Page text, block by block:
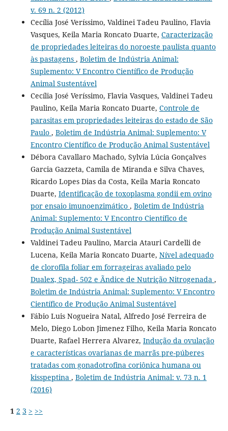
v. 69 n. 2 (2012)
Cecília José Veríssimo, Valdinei Tadeu Paulino, Flavia
Vasques, Keila Maria Roncato Duarte, Caracterização
de propriedades leiteiras do noroeste paulista quanto
às pastagens , Boletim de Indústria Animal:
Suplemento: V Encontro Científico de Produção
Animal Sustentável
Cecília José Veríssimo, Flavia Vasques, Valdinei Tadeu
Paulino, Keila Maria Roncato Duarte, Controle de
parasitas em propriedades leiteiras do estado de São
Paulo , Boletim de Indústria Animal: Suplemento: V
Encontro Científico de Produção Animal Sustentável
Débora Cavallaro Machado, Sylvia Lúcia Gonçalves
Garcia Gazzeta, Camila de Miranda e Silva Chaves,
Ricardo Lopes Dias da Costa, Keila Maria Roncato
Duarte, Identificação de toxoplasma gondii em ovino
por ensaio imunoenzimático , Boletim de Indústria
Animal: Suplemento: V Encontro Científico de
Produção Animal Sustentável
Valdinei Tadeu Paulino, Marcia Atauri Cardelli de
Lucena, Keila Maria Roncato Duarte, Nível adequado
de clorofila foliar em forrageiras avaliado pelo
Dualex, Spad- 502 e Ãndice de Nutrição Nitrogenada ,
Boletim de Indústria Animal: Suplemento: V Encontro
Científico de Produção Animal Sustentável
Fábio Luis Nogueira Natal, Alfredo José Ferreira de
Melo, Diego Lobon Jimenez Filho, Keila Maria Roncato
Duarte, Rafael Herrera Alvarez, Indução da ovulação
e características ovarianas de marrãs pre-púberes
tratadas com gonadotrofina coriônica humana ou
kisspeptina , Boletim de Indústria Animal: v. 73 n. 1
(2016)
1 2 3 > >>